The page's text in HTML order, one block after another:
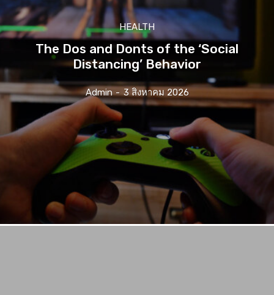
HEALTH
The Dos and Donts of the ‘Social
Distancing’ Behavior
Admin - 3 สิงหาคม 2026